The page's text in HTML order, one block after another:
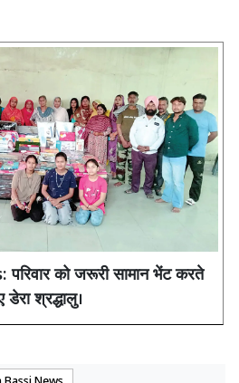
को जरूरी सामान भेंट करते
डेरा श्रद्धालु।